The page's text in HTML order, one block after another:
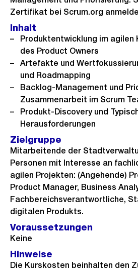
Zertifikat bei Scrum.org
Inhalt
Produktentwicklung im agilen
des Product Owners
Artefakte und
und Roadmapping
Backlog-Management und
Zusammenarbeit im Scrum
Produkt-Discovery und
Herausforderungen
Zielgruppe
Mitarbeitende der
Personen mit Interesse an
agilen Projekten: (Angehende)
Product Manager, Business
Fachbereichsverantwortliche,
digitalen Produkts.
Voraussetzungen
Keine
Hinweise
Die Kurskosten beinhalten den